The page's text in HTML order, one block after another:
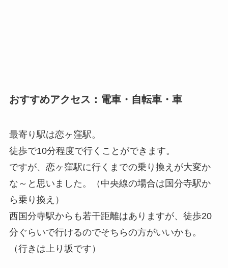
おすすめアクセス：電車・自転車・車
最寄り駅は恋ヶ窪駅。
徒歩で10分程度で行くことができます。
ですが、恋ヶ窪駅に行くまでの乗り換えが大変か
な～と思いました。（中央線の場合は国分寺駅か
ら乗り換え）
西国分寺駅からも若干距離はありますが、徒歩20
分ぐらいで行けるのでそちらの方がいいかも。
（行きは上り坂です）